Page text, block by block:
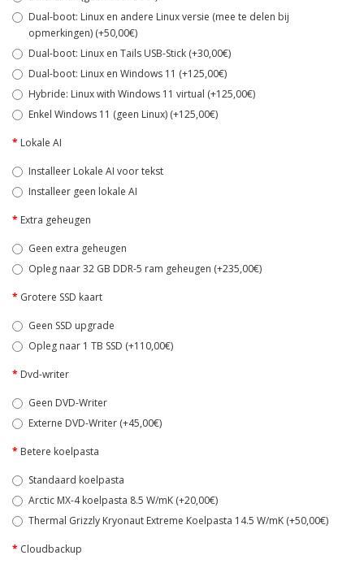
Dual-boot: Linux en andere Linux versie (mee te delen bij
opmerkingen) (+50,00€)
Dual-boot: Linux en Tails USB-Stick (+30,00€)
Dual-boot: Linux en Windows 11 (+125,00€)
Hybride: Linux with Windows 11 virtual (+125,00€)
Enkel Windows 11 (geen Linux) (+125,00€)
Lokale AI
Installeer Lokale AI voor tekst
Installeer geen lokale AI
Extra geheugen
Geen extra geheugen
Opleg naar 32 GB DDR-5 ram geheugen (+235,00€)
Grotere SSD kaart
Geen SSD upgrade
Opleg naar 1 TB SSD (+110,00€)
Dvd-writer
Geen DVD-Writer
Externe DVD-Writer (+45,00€)
Betere koelpasta
Standaard koelpasta
Arctic MX-4 koelpasta 8.5 W/mK (+20,00€)
Thermal Grizzly Kryonaut Extreme Koelpasta 14.5 W/mK (+50,00€)
Cloudbackup